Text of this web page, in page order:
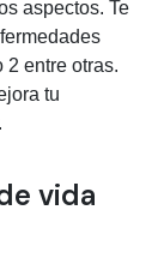
aspectos. Te
entre otras.
tu
vida